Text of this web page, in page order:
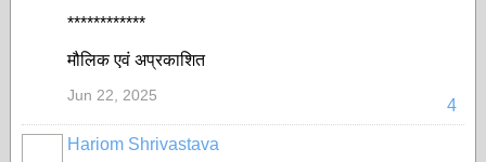
************
मौलिक एवं अप्रकाशित
4
Jun 22, 2025
Hariom Shrivastava